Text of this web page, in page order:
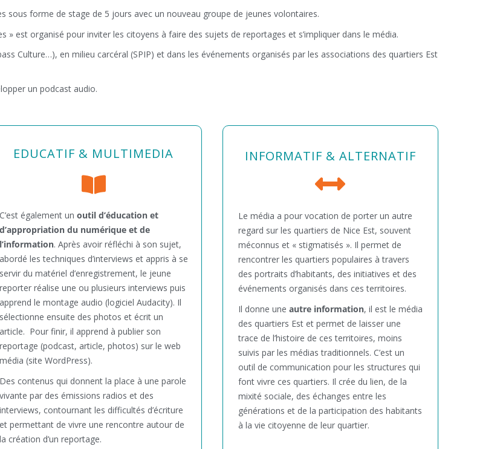
sous forme de stage de 5 jours avec un nouveau groupe de jeunes volontaires.
» est organisé pour inviter les citoyens à faire des sujets de reportages et s’impliquer dans le média.
Culture…), en milieu carcéral (SPIP) et dans les événements organisés par les associations des quartiers Est
un podcast audio.
EDUCATIF & MULTIMEDIA
C’est également un outil d’éducation et
d’appropriation du numérique et de
l’information. Après avoir réfléchi à son sujet,
abordé les techniques d’interviews et appris à se
servir du matériel d’enregistrement, le jeune
reporter réalise une ou plusieurs interviews puis
apprend le montage audio (logiciel Audacity). Il
sélectionne ensuite des photos et écrit un
article. Pour finir, il apprend à publier son
reportage (podcast, article, photos) sur le web
média (site WordPress).
Des contenus qui donnent la place à une parole
vivante par des émissions radios et des
interviews, contournant les difficultés d’écriture
et permettant de vivre une rencontre autour de
la création d’un reportage.
INFORMATIF & ALTERNATIF
Le média a pour vocation de porter un autre
regard sur les quartiers de Nice Est, souvent
méconnus et « stigmatisés ». Il permet de
rencontrer les quartiers populaires à travers
des portraits d’habitants, des initiatives et des
événements organisés dans ces territoires.
Il donne une autre information, il est le média
des quartiers Est et permet de laisser une
trace de l’histoire de ces territoires, moins
suivis par les médias traditionnels. C’est un
outil de communication pour les structures qui
font vivre ces quartiers. Il crée du lien, de la
mixité sociale, des échanges entre les
générations et de la participation des habitants
à la vie citoyenne de leur quartier.